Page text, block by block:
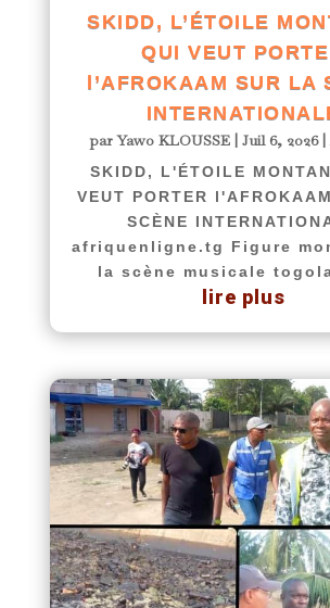
SKIDD, L’ÉTOILE
QUI VEUT
l’AFROKAAM SUR LA
parYawo KLOUSSE| Juil 6, 2026|
SKIDD, L'ÉTOILE
VEUT PORTER
SCÈNE
afriquenligne.tg Figure
la scène musicale
lire plus